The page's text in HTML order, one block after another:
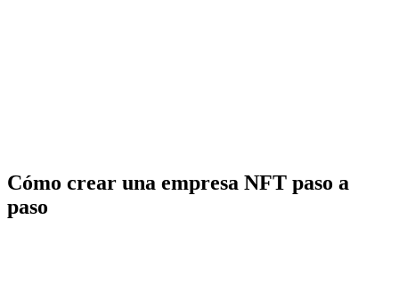
Cómo crear una empresa NFT paso a
paso